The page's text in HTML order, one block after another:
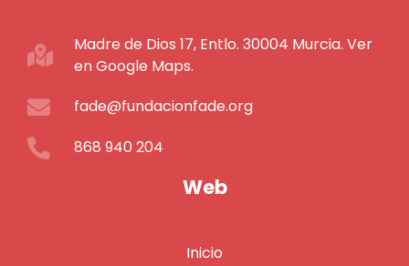
Madre de Dios 17, Entlo. 30004 Murcia. Ver
en Google Maps.
fade@fundacionfade.org
868 940 204
Web
Inicio